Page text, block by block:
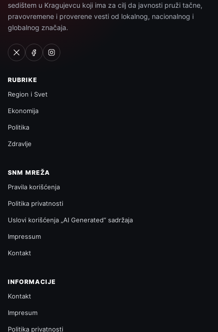
sedištem u Kragujevcu koji ima za cilj da javnosti pruži tačne,
pravovremene i proverene vesti od lokalnog, nacionalnog i
globalnog značaja.
RUBRIKE
Region i Svet
Ekonomija
Politika
Zdravlje
SNM MREŽA
Pravila korišćenja
Politika privatnosti
Uslovi korišćenja „AI Generated“ sadržaja
Impressum
Kontakt
INFORMACIJE
Kontakt
Impresum
Politika privatnosti